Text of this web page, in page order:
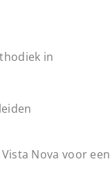
in
Nova voor een